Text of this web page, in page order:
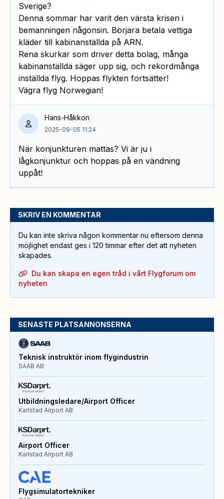
Sverige?
Denna sommar har varit den värsta krisen i
bemanningen någonsin. Börjara betala vettiga
kläder till kabinanställda på ARN.
Rena skurkar som driver detta bolag, många
kabinanställda säger upp sig, och rekordmånga
inställda flyg. Hoppas flykten fortsätter!
Vägra flyg Norwegian!
Hans-Håkkon
2025-09-05 11:24
När konjunkturen mattas? Vi är ju i
lågkonjunktur och hoppas på en vändning
uppåt!
SKRIV EN KOMMENTAR
Du kan inte skriva någon kommentar nu eftersom denna
möjlighet endast ges i 120 timmar efter det att nyheten
skapades.
Du kan skapa en egen tråd i vårt Flygforum om
nyheten
SENASTE PLATSANNONSERNA
Teknisk instruktör inom flygindustrin
SAAB AB
Utbildningsledare/Airport Officer
Karlstad Airport AB
Airport Officer
Karlstad Airport AB
Flygsimulatortekniker